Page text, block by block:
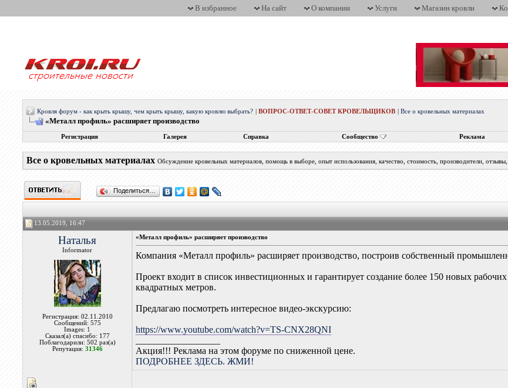
В избранное На сайт О компании Услуги Магазин кровли
Кровля форум - как крыть крышу, чем крыть крышу, какую кровлю выбрать? |ВОПРОС-ОТВЕТ-СОВЕТ КРОВЕЛЬЩИКОВ |Все о кровельных материалах
«Металл профиль» расширяет производство
Регистрация Галерея Справка Сообщество Реклама
Все о кровельных материалах Обсуждение кровельных материалов, помощь в выборе, опыт использования, качество, стоимость, производители,
Поделиться…
13.05.2019, 16:47
Наталья
Informator
Регистрация: 02.11.2010
Сообщений: 575
Images: 1
Сказал(а) спасибо: 177
Поблагодарили: 502 раз(а)
Репутация: 31346
«Металл профиль» расширяет производство
Компания «Металл профиль» расширяет производство, построив собственный
Проект входит в список инвестиционных и гарантирует создание более 150 новых
квадратных метров.
Предлагаю посмотреть интересное видео-экскурсию:
https://www.youtube.com/watch?v=TS-CNX28QNI
Акция!!! Реклама на этом форуме по сниженной цене.
ПОДРОБНЕЕ ЗДЕСЬ. ЖМИ!